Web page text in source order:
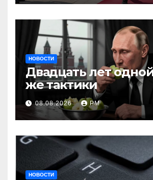
НОВОСТИ
Двадцать лет
же тактики
08.08.2026 РМ
НОВОСТИ